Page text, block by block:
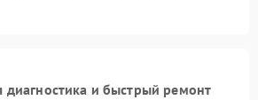
диагностика и быстрый ремонт